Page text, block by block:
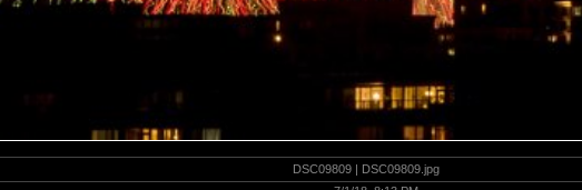
DSC09809 | DSC09809.jpg